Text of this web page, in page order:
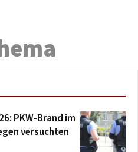
PKW-Brand im
versuchten